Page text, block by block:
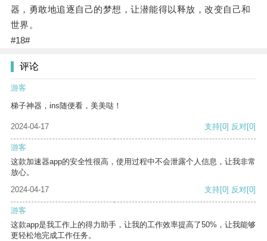
器，勇敢地追逐自己的梦想，让潜能得以释放，改变自己和
世界。
#18#
评论
游客
梯子神器，ins随便看，美美哒！
2024-04-17 支持[0] 反对[0]
游客
这款加速器app的安全性很高，使用过程中不会泄露个人信息，让我非常
放心。
2024-04-17
支持[0] 反对[0]
游客
这款app是我工作上的得力助手，让我的工作效率提高了50%，让我能够
更轻松地完成工作任务。